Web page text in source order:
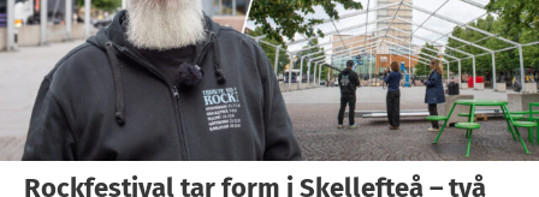
Rockfestival tar form i Skellefteå – två